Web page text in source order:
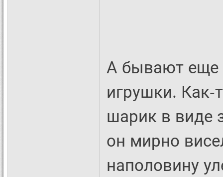
А бывают еще
игрушки.
шарик в виде
он мирно
наполовину